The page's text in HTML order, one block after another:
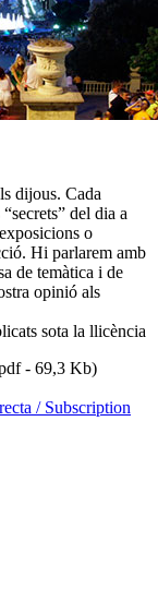
dijous. Cada
del dia a
o
Hi parlarem amb
de temàtica i de
opinió als
sota la llicència
- 69,3 Kb)
/ Subscription